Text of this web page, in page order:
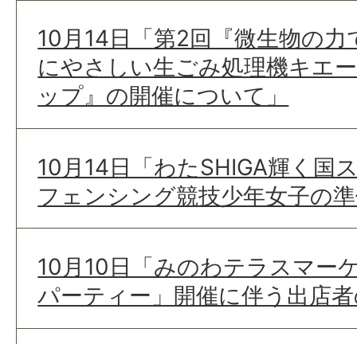
10月14日「第2回『微生物の
にやさしい生ごみ処理機キエ
ップ』の開催について」
10月14日「わたSHIGA輝く国
フェンシング競技少年女子の
10月10日「みのわテラスマー
パーティー」開催に伴う出店